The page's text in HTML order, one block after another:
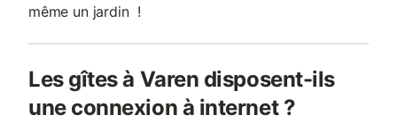
même un jardin !
Les gîtes à Varen disposent-ils
une connexion à internet ?